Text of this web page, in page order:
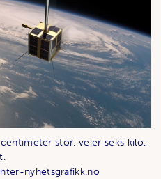
stor, veier seks kilo,
nyhetsgrafikk.no